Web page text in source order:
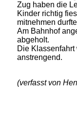
Zug haben die
Kinder richtig
mitnehmen
Am Bahnhof
abgeholt.
Die
anstrengend.
(verfasst von